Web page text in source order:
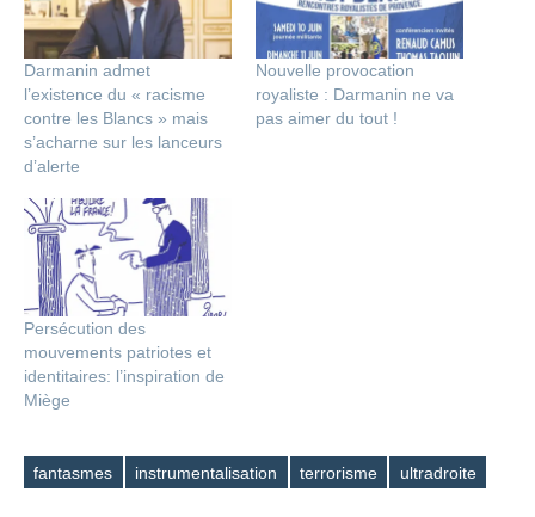
Darmanin admet
l’existence du « racisme
contre les Blancs » mais
s’acharne sur les lanceurs
d’alerte
Nouvelle provocation
royaliste : Darmanin ne va
pas aimer du tout !
Persécution des
mouvements patriotes et
identitaires: l’inspiration de
Miège
Étiquettes
fantasmes instrumentalisation terrorisme ultradroite